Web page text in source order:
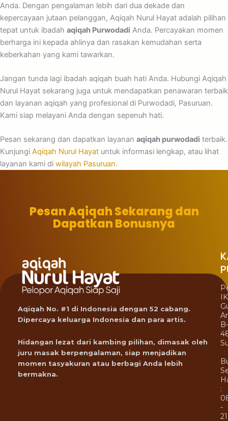
Anda. Dengan pengalaman lebih dari dua dekade dan
kepercayaan jutaan pelanggan, Aqiqah Nurul Hayat adalah pilihan
tepat untuk ibadah aqiqah Purwodadi Anda. Percayakan momen
berharga ini kepada ahlinya dan rasakan kemudahan serta
keberkahan yang kami tawarkan.
Jangan tunda lagi ibadah aqiqah buah hati Anda. Hubungi Aqiqah
Nurul Hayat sekarang juga untuk mendapatkan penawaran terbaik
dan layanan aqiqah yang profesional di Purwodadi, Pasuruan.
Kami siap melayani Anda dengan sepenuh hati.
Pesan sekarang dan dapatkan layanan aqiqah purwodadi terbaik.
Kunjungi Aqiqah Nurul Hayat untuk informasi lengkap, atau lihat
layanan kami di wilayah Pasuruan.
Pesan Aqiqah Sekarang dan
Dapatkan Bonusnya
Aqiqah No. #1 di Indonesia dengan 52 cabang.
Dipercaya keluarga Indonesia dan para artis.
Hidangan lezat dari kambing pilihan, dimasak oleh
juru masak berpengalaman, siap menjadikan
momen tasyakuran atau berbagi Anda lebih
bermakna.
B-
:
-